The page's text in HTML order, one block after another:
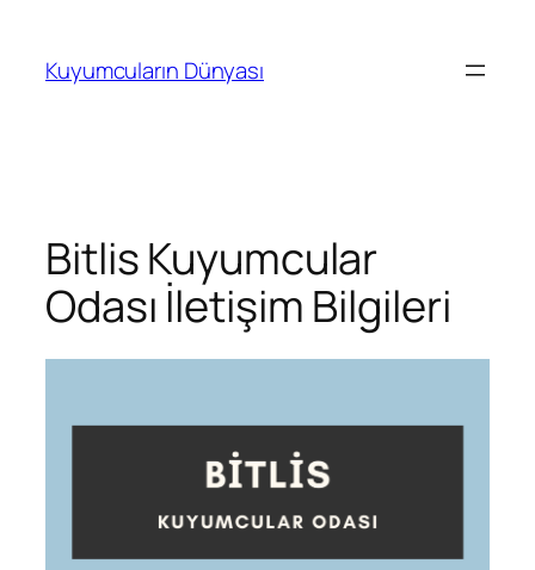
Kuyumcuların Dünyası
Bitlis Kuyumcular
Odası İletişim Bilgileri